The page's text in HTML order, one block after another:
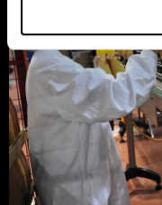
specific
Find out more about
and set your
Zajednički voditelji
d.o.o. iPartneri. Više
o vašim pravima
o kolačićima i drugim
kolačića
. Kolačiće u